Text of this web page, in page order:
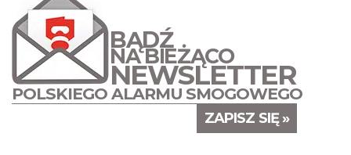
BĄDŹ
NA BIEŻĄCO
NEWSLETTER
POLSKIEGO ALARMU SMOGOWEGO
ZAPISZ SIĘ »